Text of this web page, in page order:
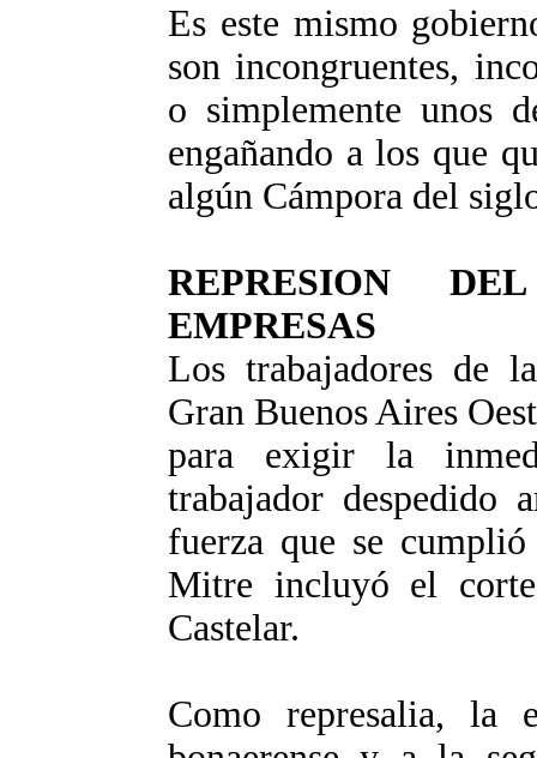
Es este mismo
son incongruentes,
o simplemente unos
engañando a los que
algún Cámpora del
REPRESION
EMPRESAS
Los trabajadores de
Gran Buenos Aires
para exigir la
trabajador despedido
fuerza que se
Mitre incluyó el
Castelar.
Como represalia, la